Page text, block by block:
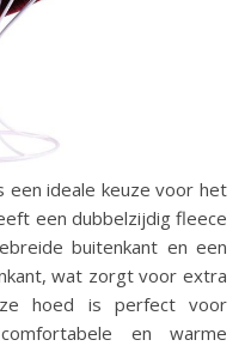
een ideale keuze voor het
een dubbelzijdig fleece
buitenkant en een
wat zorgt voor extra
hoed is perfect voor
en warme